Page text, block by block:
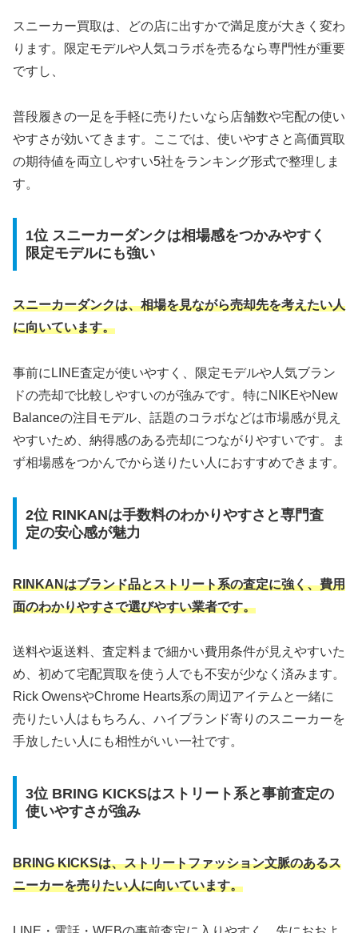
スニーカー買取は、どの店に出すかで満足度が大きく変わ
ります。限定モデルや人気コラボを売るなら専門性が重要
ですし、
普段履きの一足を手軽に売りたいなら店舗数や宅配の使い
やすさが効いてきます。ここでは、使いやすさと高価買取
の期待値を両立しやすい5社をランキング形式で整理しま
す。
1位 スニーカーダンクは相場感をつかみやすく
限定モデルにも強い
スニーカーダンクは、相場を見ながら売却先を考えたい人
に向いています。
事前にLINE査定が使いやすく、限定モデルや人気ブラン
ドの売却で比較しやすいのが強みです。特にNIKEやNew
Balanceの注目モデル、話題のコラボなどは市場感が見え
やすいため、納得感のある売却につながりやすいです。ま
ず相場感をつかんでから送りたい人におすすめできます。
2位 RINKANは手数料のわかりやすさと専門査
定の安心感が魅力
RINKANはブランド品とストリート系の査定に強く、費用
面のわかりやすさで選びやすい業者です。
送料や返送料、査定料まで細かい費用条件が見えやすいた
め、初めて宅配買取を使う人でも不安が少なく済みます。
Rick OwensやChrome Hearts系の周辺アイテムと一緒に
売りたい人はもちろん、ハイブランド寄りのスニーカーを
手放したい人にも相性がいい一社です。
3位 BRING KICKSはストリート系と事前査定の
使いやすさが強み
BRING KICKSは、ストリートファッション文脈のあるス
ニーカーを売りたい人に向いています。